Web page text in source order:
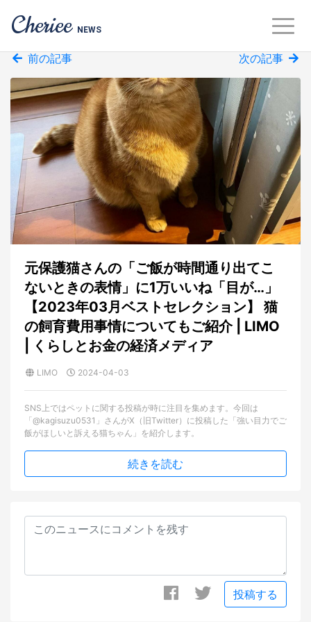
Cheriee NEWS
前の記事 次の記事
元保護猫さんの「ご飯が時間通り出てこ
ないときの表情」に1万いいね「目が…」
【2023年03月ベストセレクション】 猫
の飼育費用事情についてもご紹介 | LIMO
| くらしとお金の経済メディア
LIMO 2024-04-03
SNS上ではペットに関する投稿が時に注目を集めます。今回は
「@kagisuzu0531」さんがX（旧Twitter）に投稿した「強い目力でご
飯がほしいと訴える猫ちゃん」を紹介します。
続きを読む
投稿する